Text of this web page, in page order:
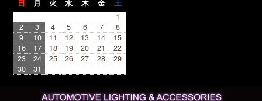
日 月 火 水 木 金 土
1
2
3 4 5 6 7
8
9
10 11 12 13 14
15
16
17 18 19 20 21
22
23
24 25 26 27 28
29
30
31